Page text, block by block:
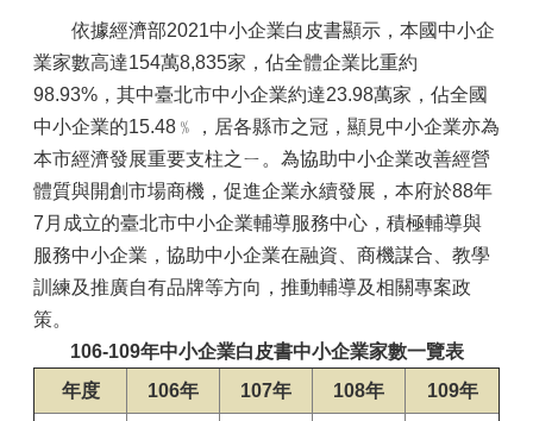
依據經濟部2021中小企業白皮書顯示，本國中小企
業家數高達154萬8,835家，佔全體企業比重約
98.93%，其中臺北市中小企業約達23.98萬家，佔全國
中小企業的15.48﹪，居各縣市之冠，顯見中小企業亦為
本市經濟發展重要支柱之ㄧ。為協助中小企業改善經營
體質與開創市場商機，促進企業永續發展，本府於88年
7月成立的臺北市中小企業輔導服務中心，積極輔導與
服務中小企業，協助中小企業在融資、商機謀合、教學
訓練及推廣自有品牌等方向，推動輔導及相關專案政
策。
106-109年中小企業白皮書中小企業家數一覽表
年度
106年 107年 108年 109年